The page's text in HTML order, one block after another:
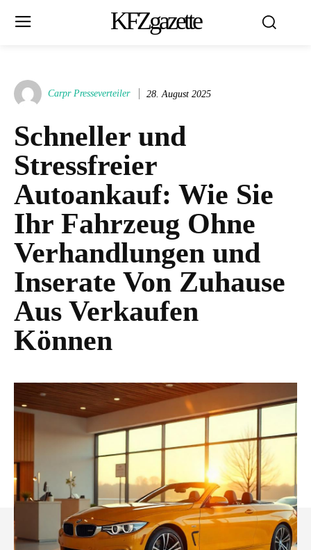
KFZgazette
Carpr Presseverteiler 28. August 2025
Schneller und
Stressfreier
Autoankauf: Wie Sie
Ihr Fahrzeug Ohne
Verhandlungen und
Inserate Von Zuhause
Aus Verkaufen
Können